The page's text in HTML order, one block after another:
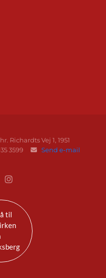
Richardts Vej 1, 1951
3599  Send e-mail
til